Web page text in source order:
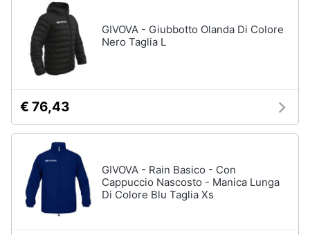
Servizi
Assistenza
Esci
Felpa
tutti
Orologi
Apple
GIVOVA - Giubbotto Olanda Di Colore
Nero Taglia L
€ 76,43
GIVOVA - Rain Basico - Con
Cappuccio Nascosto - Manica Lunga
Di Colore Blu Taglia Xs